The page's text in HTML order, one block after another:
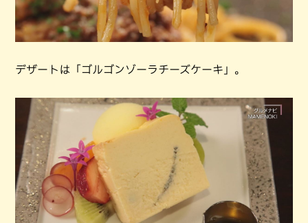
デザートは「ゴルゴンゾーラチーズケーキ」。